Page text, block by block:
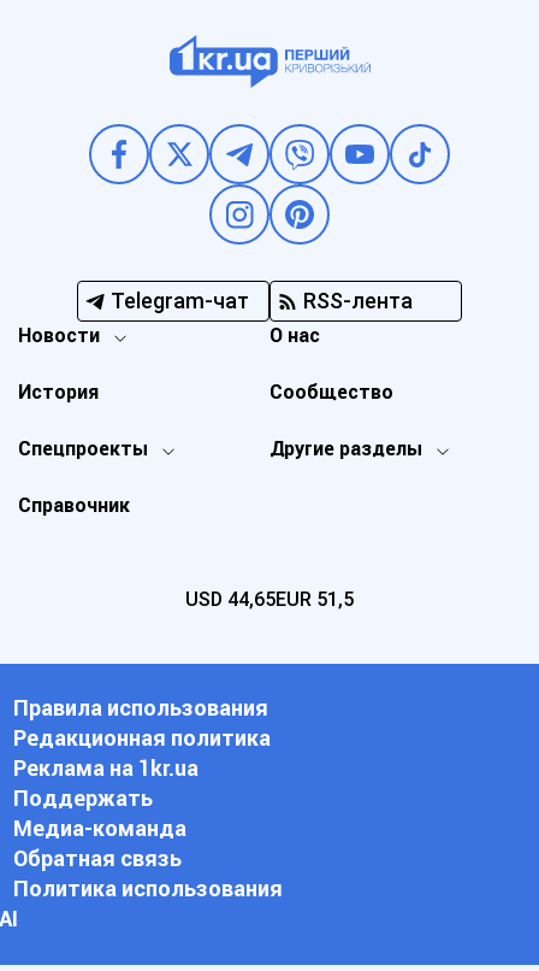
Telegram-чат RSS-лента
Новости
Спецпроекты Другие разделы
История
О нас
Справочник
Сообщество
USD 44,65EUR 51,5
Правила использования
Редакционная политика
Реклама на 1kr.ua
Поддержать
Медиа-команда
Обратная связь
Политика использования
АI